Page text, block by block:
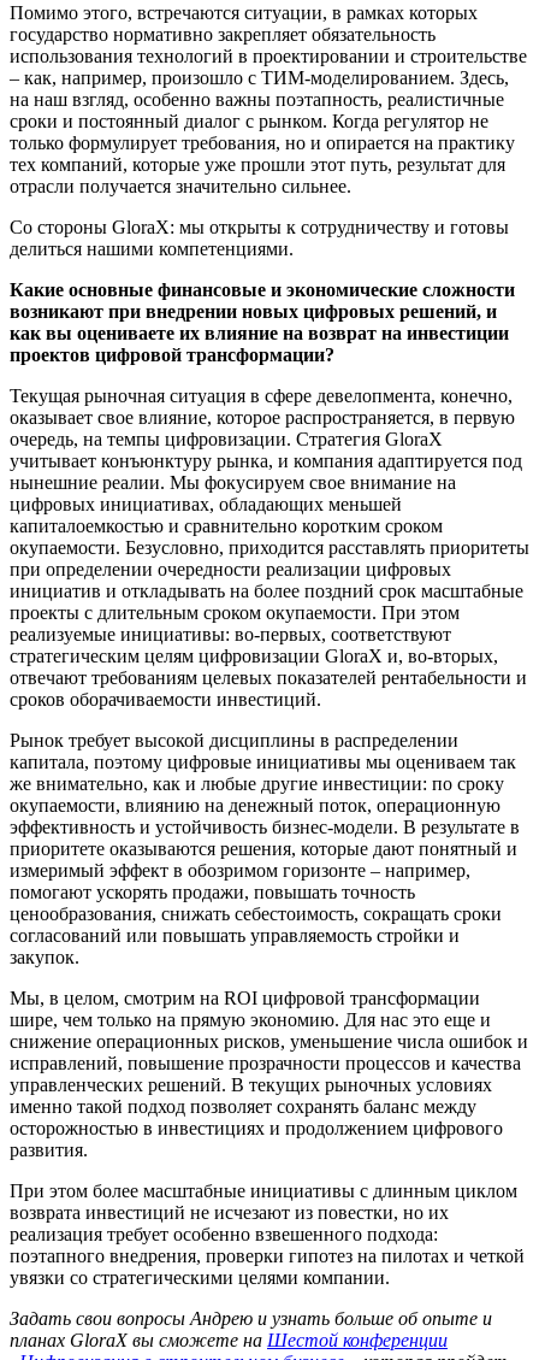
Помимо этого, встречаются ситуации, в рамках которых
государство нормативно закрепляет обязательность
использования технологий в проектировании и строительстве
– как, например, произошло с ТИМ-моделированием. Здесь,
на наш взгляд, особенно важны поэтапность, реалистичные
сроки и постоянный диалог с рынком. Когда регулятор не
только формулирует требования, но и опирается на практику
тех компаний, которые уже прошли этот путь, результат для
отрасли получается значительно сильнее.
Со стороны GloraX: мы открыты к сотрудничеству и готовы
делиться нашими компетенциями.
Какие основные финансовые и экономические сложности
возникают при внедрении новых цифровых решений, и
как вы оцениваете их влияние на возврат на инвестиции
проектов цифровой трансформации?
Текущая рыночная ситуация в сфере девелопмента, конечно,
оказывает свое влияние, которое распространяется, в первую
очередь, на темпы цифровизации. Стратегия GloraX
учитывает конъюнктуру рынка, и компания адаптируется под
нынешние реалии. Мы фокусируем свое внимание на
цифровых инициативах, обладающих меньшей
капиталоемкостью и сравнительно коротким сроком
окупаемости. Безусловно, приходится расставлять приоритеты
при определении очередности реализации цифровых
инициатив и откладывать на более поздний срок масштабные
проекты с длительным сроком окупаемости. При этом
реализуемые инициативы: во-первых, соответствуют
стратегическим целям цифровизации GloraX и, во-вторых,
отвечают требованиям целевых показателей рентабельности и
сроков оборачиваемости инвестиций.
Рынок требует высокой дисциплины в распределении
капитала, поэтому цифровые инициативы мы оцениваем так
же внимательно, как и любые другие инвестиции: по сроку
окупаемости, влиянию на денежный поток, операционную
эффективность и устойчивость бизнес-модели. В результате в
приоритете оказываются решения, которые дают понятный и
измеримый эффект в обозримом горизонте – например,
помогают ускорять продажи, повышать точность
ценообразования, снижать себестоимость, сокращать сроки
согласований или повышать управляемость стройки и
закупок.
Мы, в целом, смотрим на ROI цифровой трансформации
шире, чем только на прямую экономию. Для нас это еще и
снижение операционных рисков, уменьшение числа ошибок и
исправлений, повышение прозрачности процессов и качества
управленческих решений. В текущих рыночных условиях
именно такой подход позволяет сохранять баланс между
осторожностью в инвестициях и продолжением цифрового
развития.
При этом более масштабные инициативы с длинным циклом
возврата инвестиций не исчезают из повестки, но их
реализация требует особенно взвешенного подхода:
поэтапного внедрения, проверки гипотез на пилотах и четкой
увязки со стратегическими целями компании.
Задать свои вопросы Андрею и узнать больше об опыте и
планах GloraX вы сможете на Шестой конференции